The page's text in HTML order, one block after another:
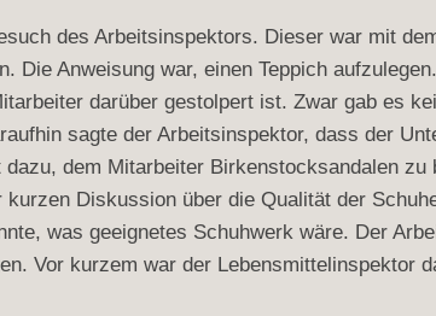
des Arbeitsinspektors. Dieser war mit
Die Anweisung war, einen Teppich
darüber gestolpert ist. Zwar gab es
sagte der Arbeitsinspektor, dass der
dem Mitarbeiter Birkenstocksandalen
Diskussion über die Qualität der
was geeignetes Schuhwerk wäre. Der
Vor kurzem war der Lebensmittelinspektor